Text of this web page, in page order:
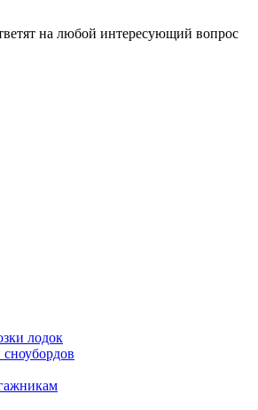
на любой интересующий вопрос
лодок